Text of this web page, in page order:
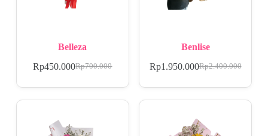
Belleza
Rp700.000
Rp450.000
Benlise
Rp2.400.000
Rp1.950.000